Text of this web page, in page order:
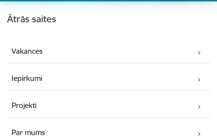
Kājene
Ātrās saites
Vakances
Iepirkumi
Projekti
Par mums